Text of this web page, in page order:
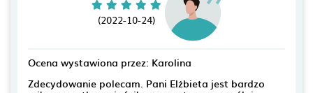
(2022-10-24)
Ocena wystawiona przez: Karolina
Zdecydowanie polecam. Pani Elżbieta jest bardzo